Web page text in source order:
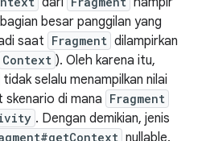
besar panggilan yang
saat Fragment dilampirkan
Context ). Oleh karena itu,
tidak selalu menampilkan nilai
di mana Fragment
. Dengan demikian, jenis
nullable.